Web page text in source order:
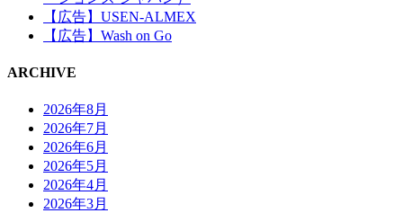
【広告】USEN-ALMEX
【広告】Wash on Go
ARCHIVE
2026年8月
2026年7月
2026年6月
2026年5月
2026年4月
2026年3月